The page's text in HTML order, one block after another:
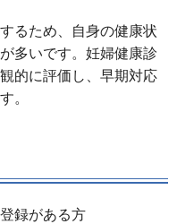
るため、自身の健康状
多いです。妊婦健康診
的に評価し、早期対応
。
録がある方